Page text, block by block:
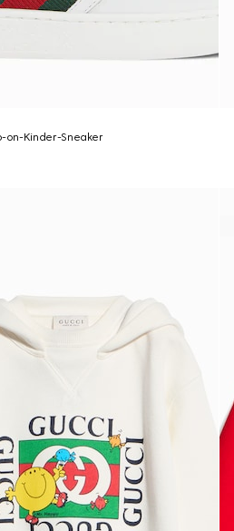
on-Kinder-Sneaker